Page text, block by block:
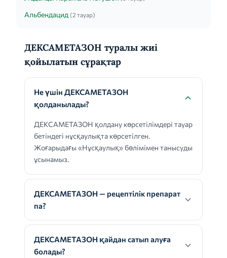
Альбендацид (2 тауар)
ДЕКСАМЕТАЗОН туралы жиі
қойылатын сұрақтар
Не үшін ДЕКСАМЕТАЗОН
қолданылады?
ДЕКСАМЕТАЗОН қолдану көрсетілімдері тауар
бетіндегі нұсқаулықта көрсетілген.
Жоғарыдағы «Нұсқаулық» бөлімімен танысуды
ұсынамыз.
ДЕКСАМЕТАЗОН — рецептілік препарат
па?
ДЕКСАМЕТАЗОН қайдан сатып алуға
болады?